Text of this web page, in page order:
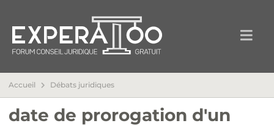
Accueil Débats juridiques
date de prorogation d'un